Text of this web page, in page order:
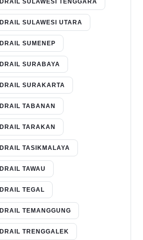
SULAWESI UTARA
SUMENEP
SURABAYA
SURAKARTA
TABANAN
TARAKAN
TASIKMALAYA
TAWAU
TEGAL
TEMANGGUNG
TRENGGALEK